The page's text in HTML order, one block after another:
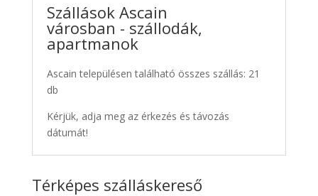
Szállások Ascain
városban - szállodák,
apartmanok
Ascain településen található összes szállás: 21
db
Kérjük, adja meg az érkezés és távozás
dátumát!
Térképes szálláskereső